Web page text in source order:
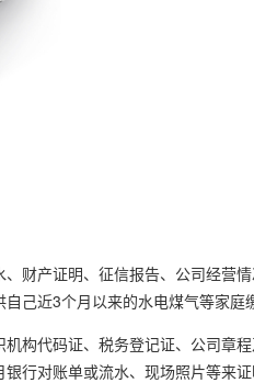
财产证明、征信报告、公司经营
己近3个月以来的水电煤气等家庭
构代码证、税务登记证、公司章
行对账单或流水、现场照片等来证